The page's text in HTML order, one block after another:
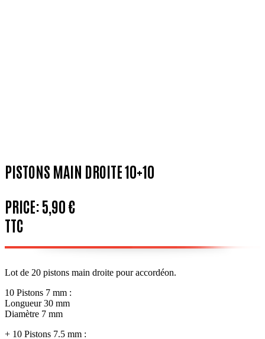
PISTONS MAIN DROITE 10+10
PRICE:5,90 €
TTC
Lot de 20 pistons main droite pour accordéon.
10 Pistons 7 mm :
Longueur 30 mm
Diamètre 7 mm
+ 10 Pistons 7.5 mm :